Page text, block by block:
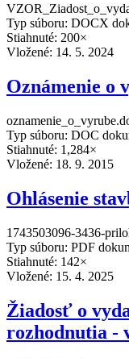
Typ súboru: DOCX
Stiahnuté: 200×
Vložené: 14. 5. 2024
Oznámenie o
Typ súboru: DOC
Stiahnuté: 1,284×
Vložené: 18. 9. 2015
Ohlásenie
1743503096-3436-
Typ súboru: PDF
Stiahnuté: 142×
Vložené: 15. 4. 2025
Žiadosť o
rozhodnutia -